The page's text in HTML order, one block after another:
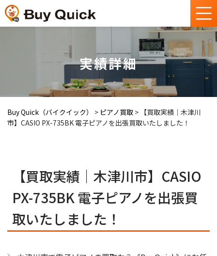
実績詳細
Buy Quick（バイクイック） > ピアノ買取 > 【買取実績｜木津川
市】CASIO PX-735BK 電子ピアノを出張買取いたしました！
【買取実績｜木津川市】CASIO
PX-735BK 電子ピアノを出張買
取いたしました！